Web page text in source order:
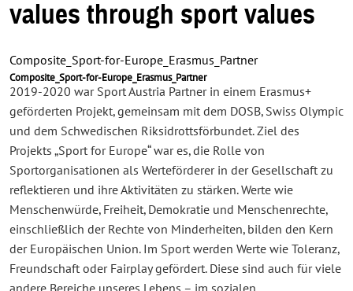
values through sport values
Composite_Sport-for-Europe_Erasmus_Partner
Composite_Sport-for-Europe_Erasmus_Partner
2019-2020 war Sport Austria Partner in einem Erasmus+
geförderten Projekt, gemeinsam mit dem DOSB, Swiss Olympic
und dem Schwedischen Riksidrottsförbundet. Ziel des
Projekts „Sport for Europe“ war es, die Rolle von
Sportorganisationen als Werteförderer in der Gesellschaft zu
reflektieren und ihre Aktivitäten zu stärken. Werte wie
Menschenwürde, Freiheit, Demokratie und Menschenrechte,
einschließlich der Rechte von Minderheiten, bilden den Kern
der Europäischen Union. Im Sport werden Werte wie Toleranz,
Freundschaft oder Fairplay gefördert. Diese sind auch für viele